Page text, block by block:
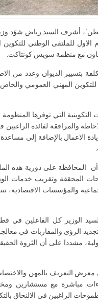
بتسيير الديوان وعدد من
المهني العمومي والخاص
التي توفرها المنظومة
والمرافقة لفائدة
الاعمال بالإضافة إلى
المحافظة على دورية هذه
المحققة وتقريب خدمات
والمؤسسات الاقتصادية،
الوزير كل الفاعلين في
الرؤى والمقاربات في
مشددا على أن الثروة
التعريف بالمهن
مباشرة مع مستشارين
الراغبين في الالنحاق